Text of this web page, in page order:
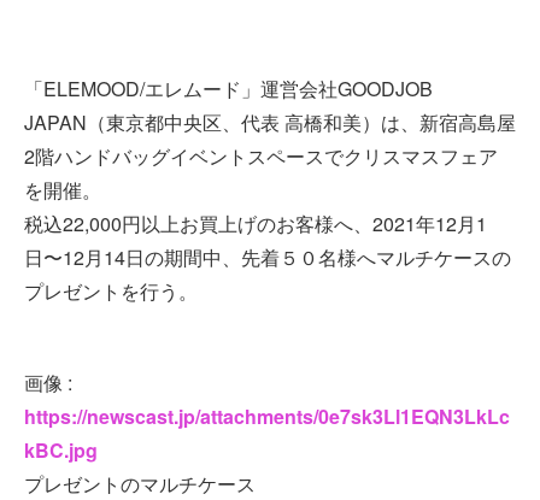
「ELEMOOD/エレムード」運営会社GOODJOB
JAPAN（東京都中央区、代表 高橋和美）は、新宿高島屋
2階ハンドバッグイベントスペースでクリスマスフェア
を開催。
税込22,000円以上お買上げのお客様へ、2021年12月1
日〜12月14日の期間中、先着５０名様へマルチケースの
プレゼントを行う。
画像 :
https://newscast.jp/attachments/0e7sk3Ll1EQN3LkLc
kBC.jpg
プレゼントのマルチケース